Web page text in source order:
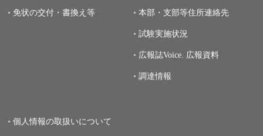
免状の交付・書換え等 本部・支部等住所連絡先
試験実施状況
広報誌Voice. 広報資料
調達情報
個人情報の取扱いについて